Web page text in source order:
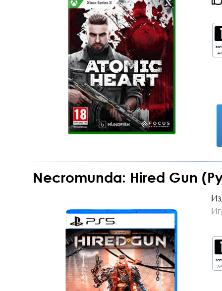
Necromunda: Hired Gun